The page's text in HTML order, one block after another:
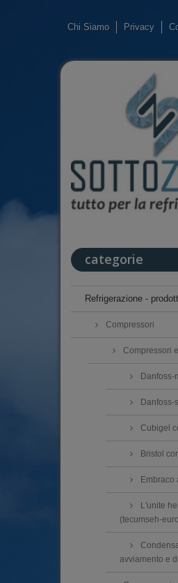
Chi Siamo Privacy
categorie
Refrigerazione -
Compressori
Compressori
Danfoss-
Danfoss-
Cubigel
Bristol
Embraco
L'unite
(tecumseh-
avviamento e